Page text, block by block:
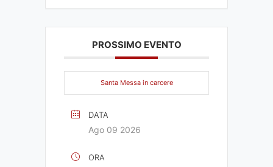
PROSSIMO EVENTO
Santa Messa in carcere
DATA
Ago 09 2026
ORA